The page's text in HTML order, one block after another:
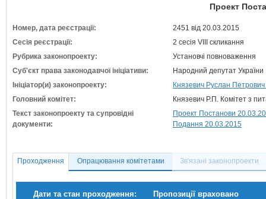
Проект
Номер, дата реєстрації:
2451 від 20.03.2015
Сесія реєстрації:
2 сесія VIII скликання
Рубрика законопроекту:
Установчі повноваження
Суб'єкт права законодавчої ініціативи:
Народний депутат України
Ініціатор(и) законопроекту:
Князевич Руслан Петрович
Головний комітет:
Князевич Р.П. Комітет з
Текст законопроекту та супровідні
документи:
Проект Постанови
Подання 20.03.2015
Проходження Опрацювання комітетами Зв'язані законопроекти
Дати та стан проходження: Пропозиції враховано